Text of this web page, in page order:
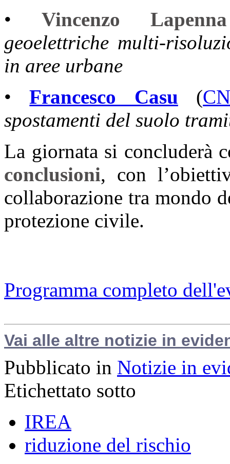
• Vincenzo Lapenna
geoelettriche multi-
in aree urbane
•Francesco Casu (
spostamenti del suolo
La giornata si concluderà
conclusioni, con
collaborazione tra mondo
protezione civile.
Programma completo
Vai alle altre notizie in
Pubblicato in Notizie in
Etichettato sotto
IREA
riduzione del rischio